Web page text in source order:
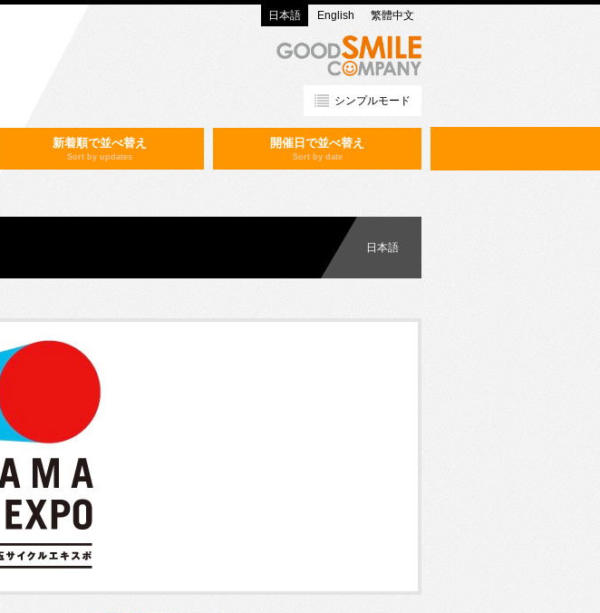
日本語 English 繁體中文
シンプルモード
新着順で並べ替え
Sort by updates
開催日で並べ替え
Sort by date
日本語